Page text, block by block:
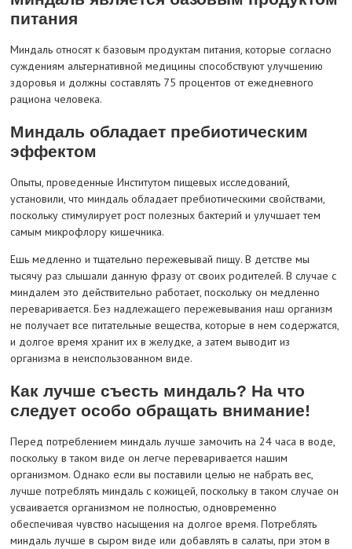
питания
Миндаль относят к базовым продуктам питания, которые согласно
суждениям альтернативной медицины способствуют улучшению
здоровья и должны составлять 75 процентов от ежедневного
рациона человека.
Миндаль обладает пребиотическим
эффектом
Опыты, проведенные Институтом пищевых исследований,
установили, что миндаль обладает пребиотическими свойствами,
поскольку стимулирует рост полезных бактерий и улучшает тем
самым микрофлору кишечника.
Ешь медленно и тщательно пережевывай пищу. В детстве мы
тысячу раз слышали данную фразу от своих родителей. В случае с
миндалем это действительно работает, поскольку он медленно
переваривается. Без надлежащего пережевывания наш организм
не получает все питательные вещества, которые в нем содержатся,
и долгое время хранит их в желудке, а затем выводит из
организма в неиспользованном виде.
Как лучше съесть миндаль? На что
следует особо обращать внимание!
Перед потреблением миндаль лучше замочить на 24 часа в воде,
поскольку в таком виде он легче переваривается нашим
организмом. Однако если вы поставили целью не набрать вес,
лучше потреблять миндаль с кожицей, поскольку в таком случае он
усваивается организмом не полностью, одновременно
обеспечивая чувство насыщения на долгое время. Потреблять
миндаль лучше в сыром виде или добавлять в салаты, при этом в